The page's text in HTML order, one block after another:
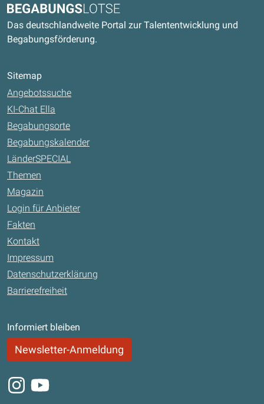
Begabungslotse
Das deutschlandweite Portal zur Talententwicklung und
Begabungsförderung.
Sitemap
Angebotssuche
KI-Chat Ella
Begabungsorte
Begabungskalender
LänderSPECIAL
Themen
Magazin
Login für Anbieter
Fakten
Kontakt
Impressum
Datenschutzerklärung
Barrierefreiheit
Informiert bleiben
Newsletter-Anmeldung
Instagram
Youtube